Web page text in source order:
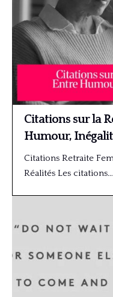
Citations sur la
Humour,
Citations Retraite
Réalités Les citations…